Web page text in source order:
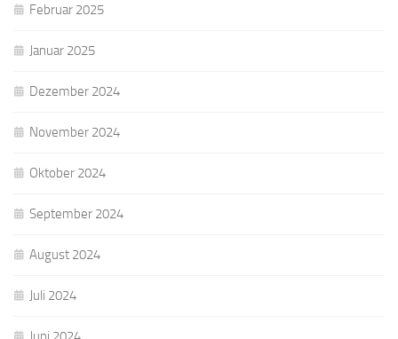
Februar 2025
Januar 2025
Dezember 2024
November 2024
Oktober 2024
September 2024
August 2024
Juli 2024